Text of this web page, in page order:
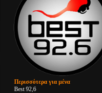
Περισσότερα για μένα
Best 92,6